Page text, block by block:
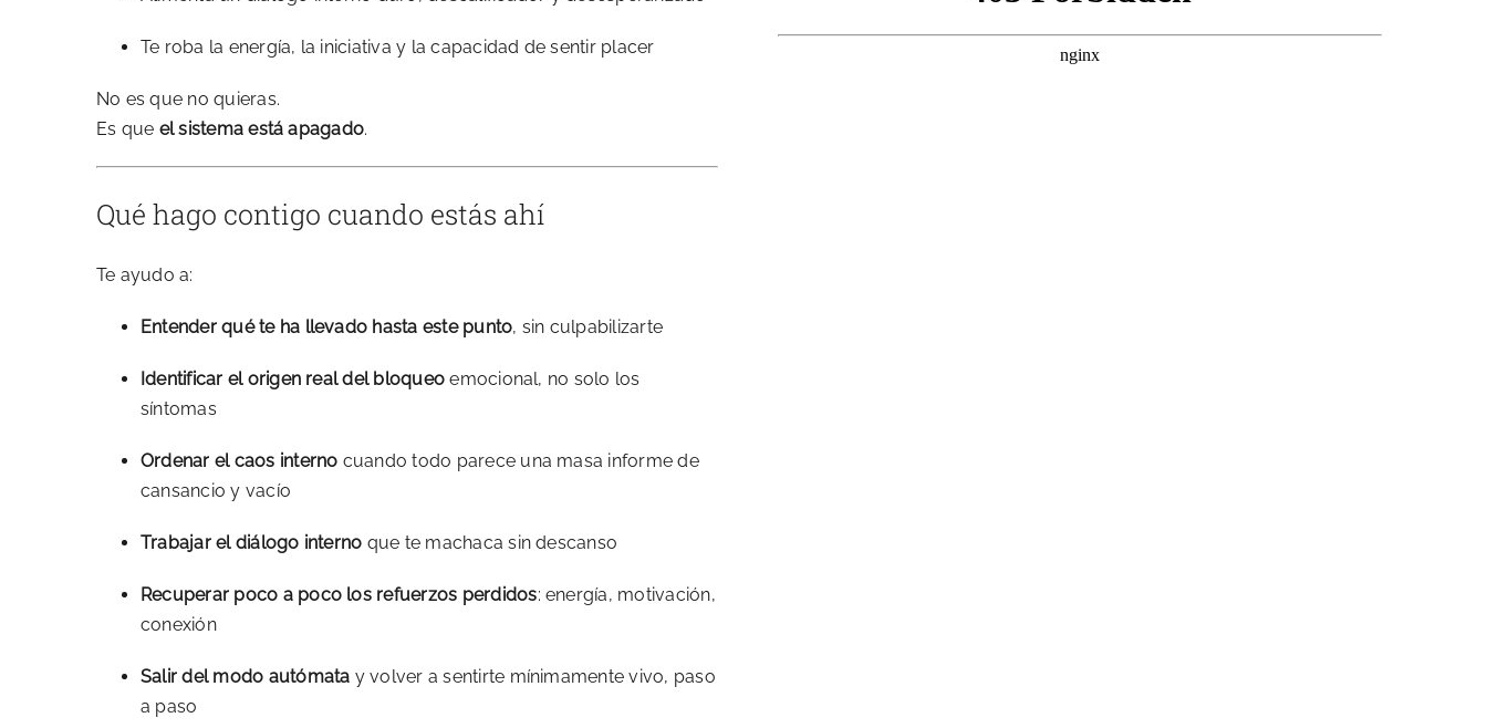
Te roba la energía, la iniciativa y la capacidad de sentir placer
No es que no quieras.
Es que el sistema está apagado.
Qué hago contigo cuando estás ahí
Te ayudo a:
Entender qué te ha llevado hasta este punto, sin culpabilizarte
Identificar el origen real del bloqueo emocional, no solo los
síntomas
Ordenar el caos interno cuando todo parece una masa informe de
cansancio y vacío
Trabajar el diálogo interno que te machaca sin descanso
Recuperar poco a poco los refuerzos perdidos: energía, motivación,
conexión
Salir del modo autómata y volver a sentirte mínimamente vivo, paso
a paso